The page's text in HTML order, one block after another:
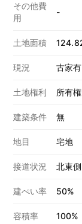
その他費
用
-
土地面積
現況 古家有
土地権利 所有権
建築条件 無
地目 宅地
接道状況 北東
建ぺい率 50%
容積率 100%